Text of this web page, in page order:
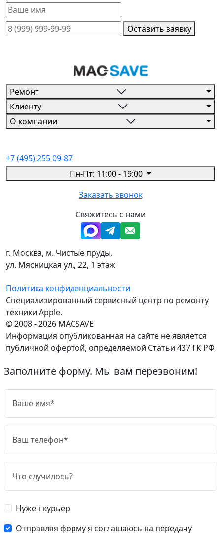
Оставить заявку
Ремонт
Клиенту
О компании
+7 (495) 255 09-87
Пн-Пт: 11:00 - 19:00
Заказать звонок
Свяжитесь с нами
г. Москва, м. Чистые пруды,
ул. Мясницкая ул., 22, 1 этаж
Политика конфиденциальности
Специализированный сервисный центр по ремонту
техники Apple.
© 2008 - 2026 MACSAVE
Информация опубликованная на сайте не является
публичной офертой, определяемой Статьи 437 ГК РФ
Заполните форму. Мы вам перезвоним!
Нужен курьер
Отправляя форму я соглашаюсь на передачу